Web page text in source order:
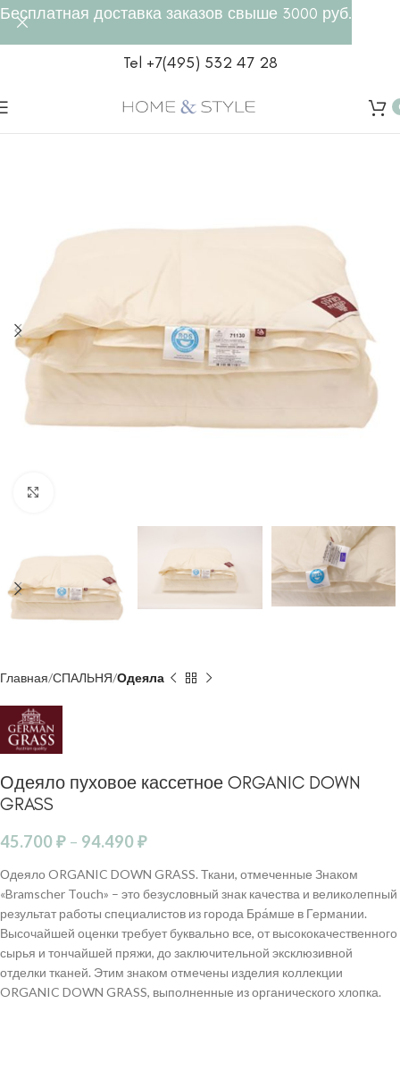
Tel +7(495) 532 47 28
Главная СПАЛЬНЯ Одеяла
Одеяло пуховое кассетное ORGANIC DOWN
GRASS
45.700₽ – 94.490₽
Одеяло ORGANIC DOWN GRASS. Ткани, отмеченные Знаком
«Bramscher Touch» – это безусловный знак качества и великолепный
результат работы специалистов из города Бра́мше в Германии.
Высочайшей оценки требует буквально все, от высококачественного
сырья и тончайшей пряжи, до заключительной эксклюзивной
отделки тканей. Этим знаком отмечены изделия коллекции
ORGANIC DOWN GRASS, выполненные из органического хлопка.
Бесплатная доставка заказов свыше 3000 руб.